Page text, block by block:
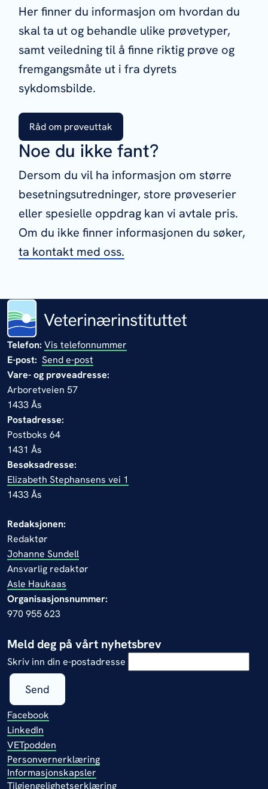
Her finner du informasjon om hvordan du
skal ta ut og behandle ulike prøvetyper,
samt veiledning til å finne riktig prøve og
fremgangsmåte ut i fra dyrets
sykdomsbilde.
Råd om prøveuttak
Noe du ikke fant?
Dersom du vil ha informasjon om større
besetningsutredninger, store prøveserier
eller spesielle oppdrag kan vi avtale pris.
Om du ikke finner informasjonen du søker,
ta kontakt med oss.
Telefon: Vis telefonnummer
E-post: Send e-post
Vare- og prøveadresse:
Arboretveien 57
1433 Ås
Postadresse:
Postboks 64
1431 Ås
Besøksadresse:
Elizabeth Stephansens vei 1
1433 Ås
Redaksjonen:
Redaktør
Johanne Sundell
Ansvarlig redaktør
Asle Haukaas
Organisasjonsnummer:
970 955 623
Meld deg på vårt nyhetsbrev
Skriv inn din e-postadresse
Send
Facebook
LinkedIn
VETpodden
Personvernerklæring
Informasjonskapsler
Tilgjengelighetserklæring